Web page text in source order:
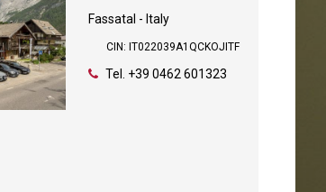
Fassatal - Italy
CIN: IT022039A1QCKOJITF
Tel. +39 0462 601323